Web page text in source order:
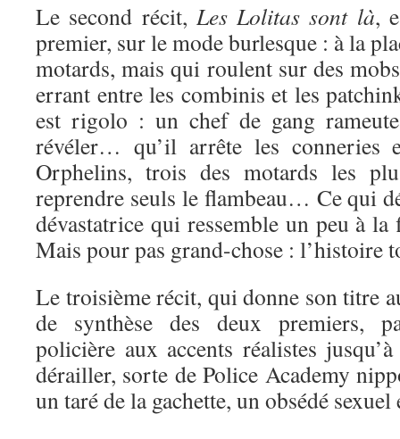
Le second récit, Les Lolitas sont là,
premier, sur le mode burlesque : à la
motards, mais qui roulent sur des
errant entre les combinis et les
est rigolo : un chef de gang
révéler… qu’il arrête les conneries
Orphelins, trois des motards les
reprendre seuls le flambeau… Ce qui
dévastatrice qui ressemble un peu à
Mais pour pas grand-chose : l’histoire
Le troisième récit, qui donne son titre
de synthèse des deux premiers,
policière aux accents réalistes
dérailler, sorte de Police Academy
un taré de la gachette, un obsédé